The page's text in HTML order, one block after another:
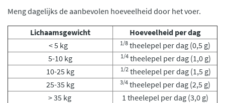
Meng dagelijks de aanbevolen hoeveelheid door het voer.
Lichaamsgewicht
Hoeveelheid per dag
< 5 kg
1/8theelepel per dag (0,5 g)
5-10 kg
1/4 theelepel per dag (1,0 g)
10-25 kg
1/2 theelepel per dag (1,5 g)
25-35 kg
3/4theelepel per dag (2,5 g)
> 35 kg
1 theelepel per dag (3,0 g)